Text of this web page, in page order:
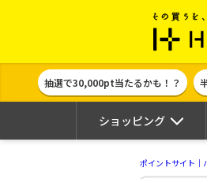
抽選で30,000pt当たるかも！？
ショッピング
ポイントサイト｜